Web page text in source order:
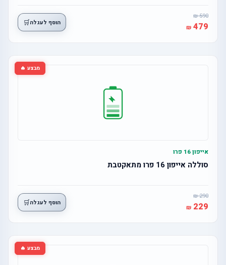
590
479 הוסף לעגלה🛒
מבצע 🔥
אייפון 16 פרו
סוללה אייפון 16 פרו מתאקטבת
290
229 הוסף לעגלה🛒
מבצע 🔥